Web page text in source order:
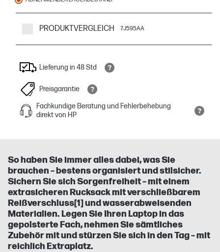
PRODUKTVERGLEICH 7J595AA
Lieferung in 48 Std
Preisgarantie
Fachkundige Beratung und Fehlerbehebung
direkt von HP
So haben Sie immer alles dabei, was Sie
brauchen – bestens organisiert und stilsicher.
Sichern Sie sich Sorgenfreiheit – mit einem
extrasicheren Rucksack mit verschließbarem
Reißverschluss[1] und wasserabweisenden
Materialien. Legen Sie Ihren Laptop in das
gepolsterte Fach, nehmen Sie sämtliches
Zubehör mit und stürzen Sie sich in den Tag – mit
reichlich Extraplatz.